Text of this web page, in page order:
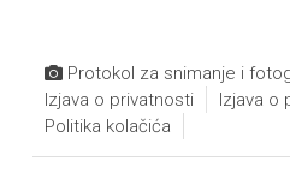
Protokol za snimanje i
Izjava o privatnosti
Izjava o
Politika kolačića